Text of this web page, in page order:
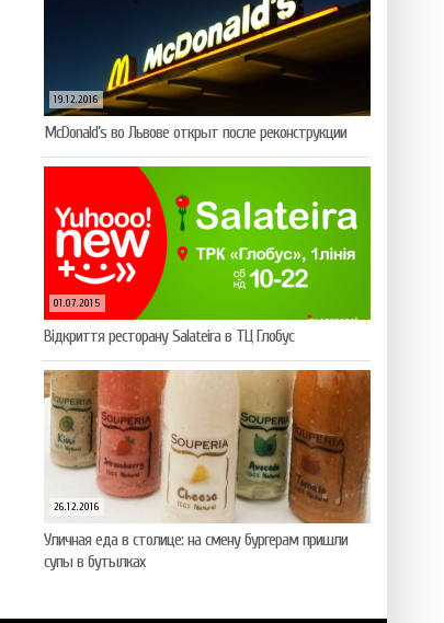
19.12.2016
McDonald’s во Львове открыт после реконструкции
01.07.2015
Відкриття ресторану Salateirа в ТЦ Глобус
26.12.2016
Уличная еда в столице: на смену бургерам пришли
супы в бутылках